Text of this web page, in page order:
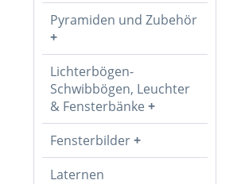
Pyramiden und Zubehör
Lichterbögen-
Schwibbögen, Leuchter
& Fensterbänke
Fensterbilder
Laternen